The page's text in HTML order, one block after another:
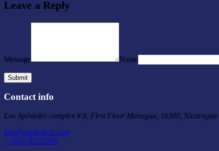
Leave a Reply
Message Name
Contact info
Los Apóstoles complex # 8, First Floor Managua, 16300, Nicaragua
info@qualtytech.com
+(505) 82157041